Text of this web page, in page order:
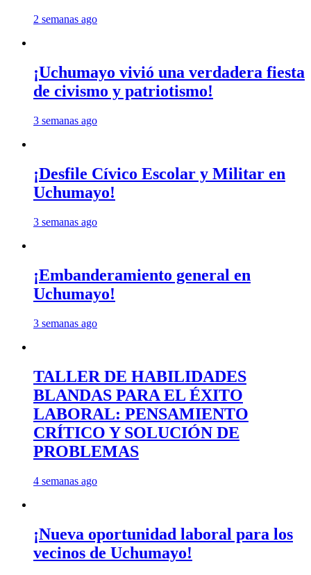
2 semanas ago
¡Uchumayo vivió una verdadera fiesta
de civismo y patriotismo!
3 semanas ago
¡Desfile Cívico Escolar y Militar en
Uchumayo!
3 semanas ago
¡Embanderamiento general en
Uchumayo!
3 semanas ago
TALLER DE HABILIDADES
BLANDAS PARA EL ÉXITO
LABORAL: PENSAMIENTO
CRÍTICO Y SOLUCIÓN DE
PROBLEMAS
4 semanas ago
¡Nueva oportunidad laboral para los
vecinos de Uchumayo!